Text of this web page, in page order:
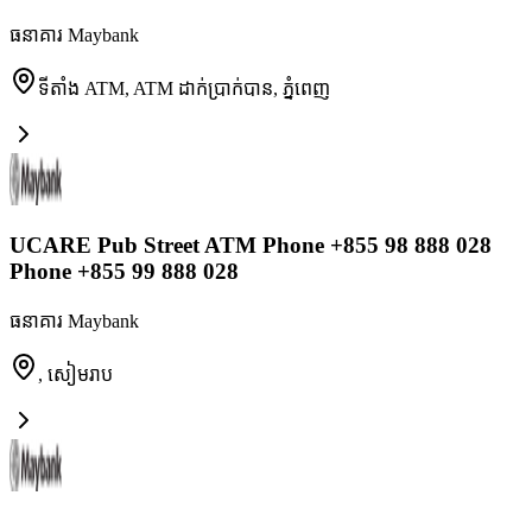
ធនាគារ Maybank
ទីតាំង ATM, ATM ដាក់ប្រាក់បាន, ភ្នំពេញ
UCARE Pub Street ATM Phone +855 98 888 028
Phone +855 99 888 028
ធនាគារ Maybank
, សៀមរាប